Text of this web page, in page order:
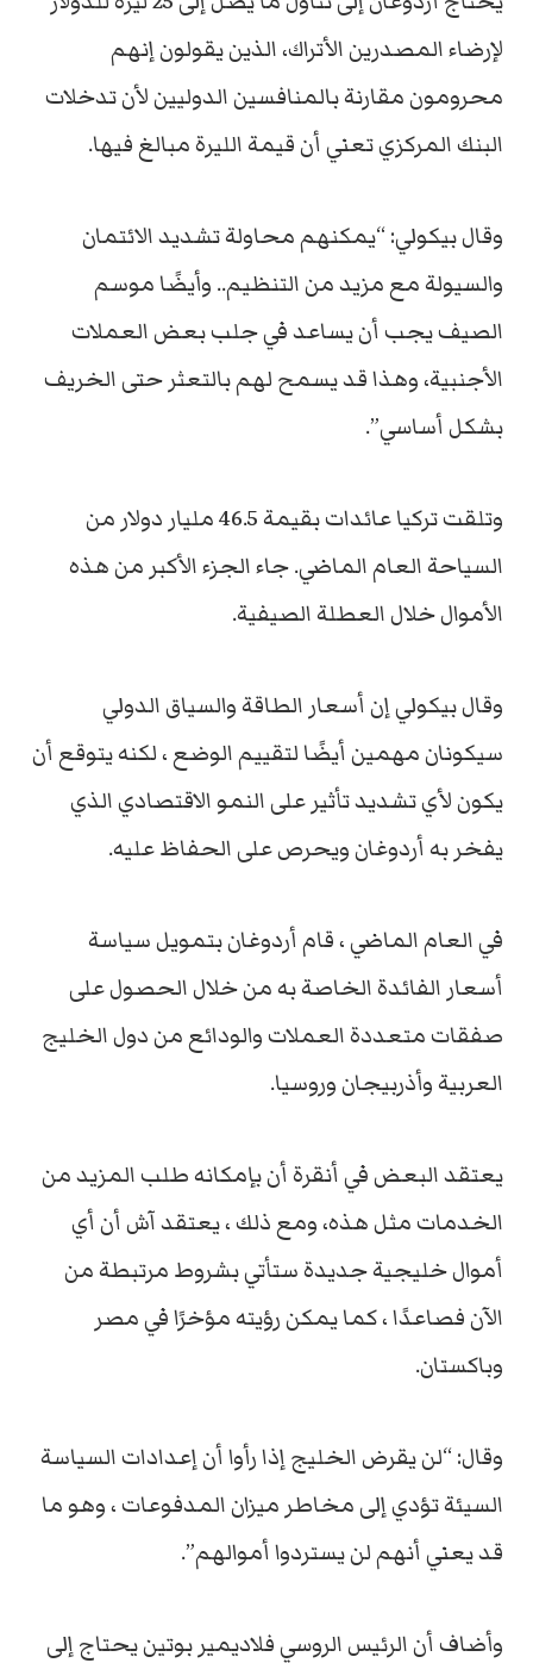
لإرضاء المصدرين الأتراك، الذين يقولون إنهم
محرومون مقارنة بالمنافسين الدوليين لأن تدخلات
البنك المركزي تعني أن قيمة الليرة مبالغ فيها.
وقال بيكولي: “يمكنهم محاولة تشديد الائتمان
والسيولة مع مزيد من التنظيم.. وأيضًا موسم
الصيف يجب أن يساعد في جلب بعض العملات
الأجنبية، وهذا قد يسمح لهم بالتعثر حتى الخريف
بشكل أساسي”.
وتلقت تركيا عائدات بقيمة 46.5 مليار دولار من
السياحة العام الماضي. جاء الجزء الأكبر من هذه
الأموال خلال العطلة الصيفية.
وقال بيكولي إن أسعار الطاقة والسياق الدولي
سيكونان مهمين أيضًا لتقييم الوضع ، لكنه يتوقع أن
يكون لأي تشديد تأثير على النمو الاقتصادي الذي
يفخر به أردوغان ويحرص على الحفاظ عليه.
في العام الماضي ، قام أردوغان بتمويل سياسة
أسعار الفائدة الخاصة به من خلال الحصول على
صفقات متعددة العملات والودائع من دول الخليج
العربية وأذربيجان وروسيا.
يعتقد البعض في أنقرة أن بإمكانه طلب المزيد من
الخدمات مثل هذه، ومع ذلك ، يعتقد آش أن أي
أموال خليجية جديدة ستأتي بشروط مرتبطة من
الآن فصاعدًا ، كما يمكن رؤيته مؤخرًا في مصر
وباكستان.
وقال: “لن يقرض الخليج إذا رأوا أن إعدادات السياسة
السيئة تؤدي إلى مخاطر ميزان المدفوعات ، وهو ما
قد يعني أنهم لن يستردوا أموالهم”.
وأضاف أن الرئيس الروسي فلاديمير بوتين يحتاج إلى